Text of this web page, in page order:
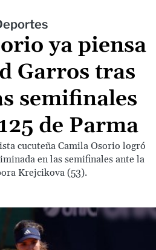
ya piensa
Garros tras
semifinales
de Parma
cucuteña Camila Osorio logró
en las semifinales ante la
Krejcikova (53).